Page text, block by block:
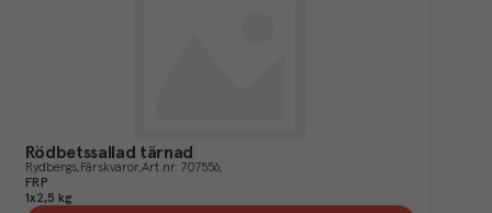
Rödbetssallad tärnad
Rydbergs Färskvaror Art.nr. 707556
FRP
1x2,5 kg